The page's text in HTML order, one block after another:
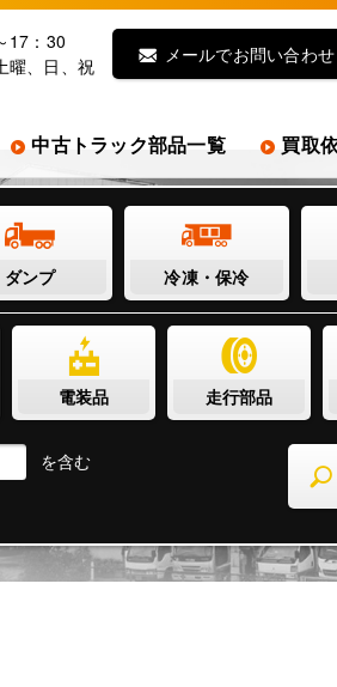
メールでお問い合わせ
17：30
曜、日、祝
中古トラック部品一覧 買取
ダンプ 冷凍・保冷
電装品 走行部品
を含む